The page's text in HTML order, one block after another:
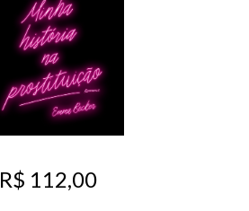
R$ 112,00